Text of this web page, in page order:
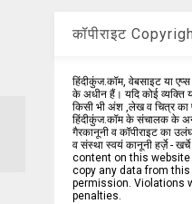
कॉपीराइट
हिंदीकुंज.कॉम, वेबसाइट या
के अधीन हैं। यदि कोई व्यक्ति
किसी भी अंश ,लेख व चित्र का
हिंदीकुंज.कॉम के संचालक के
गैरकानूनी व कॉपीराइट का
व संस्था स्वयं कानूनी हर्ज़े - खर्चे
content on this
copy any data from
permission. Violations
penalties.